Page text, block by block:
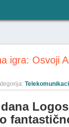
igra: Osvoji